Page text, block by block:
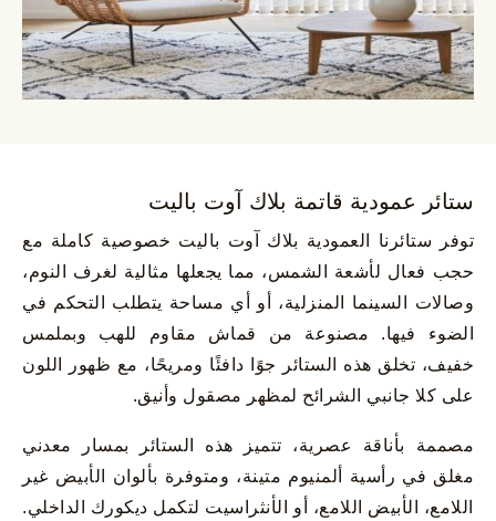
ستائر عمودية قاتمة بلاك آوت باليت
توفر ستائرنا العمودية بلاك آوت باليت خصوصية كاملة مع
حجب فعال لأشعة الشمس، مما يجعلها مثالية لغرف النوم،
وصالات السينما المنزلية، أو أي مساحة يتطلب التحكم في
الضوء فيها. مصنوعة من قماش مقاوم للهب وبملمس
خفيف، تخلق هذه الستائر جوًا دافئًا ومريحًا، مع ظهور اللون
على كلا جانبي الشرائح لمظهر مصقول وأنيق.
مصممة بأناقة عصرية، تتميز هذه الستائر بمسار معدني
مغلق في رأسية ألمنيوم متينة، ومتوفرة بألوان الأبيض غير
اللامع، الأبيض اللامع، أو الأنثراسيت لتكمل ديكورك الداخلي.